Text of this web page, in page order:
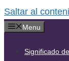
Saltar al
Menu
Significado